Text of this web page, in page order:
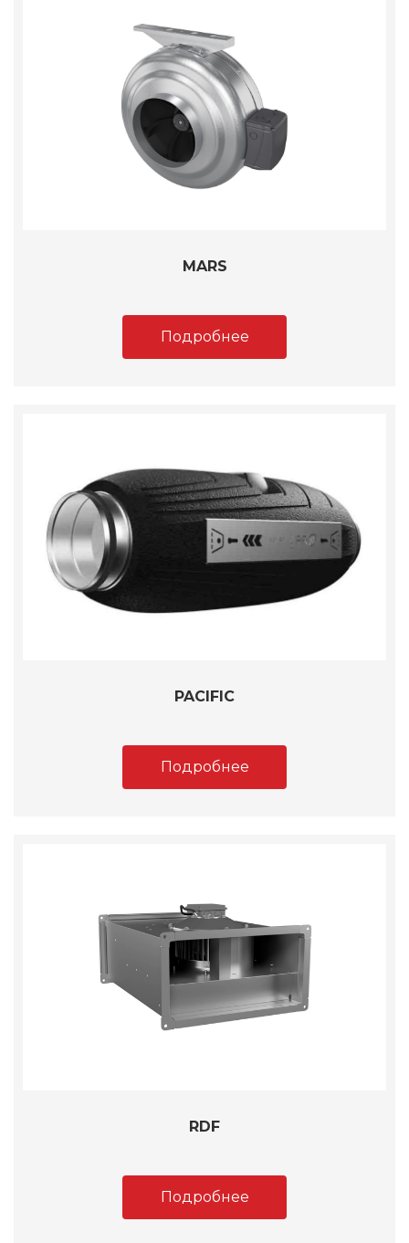
MARS
Подробнее
PACIFIC
Подробнее
RDF
Подробнее